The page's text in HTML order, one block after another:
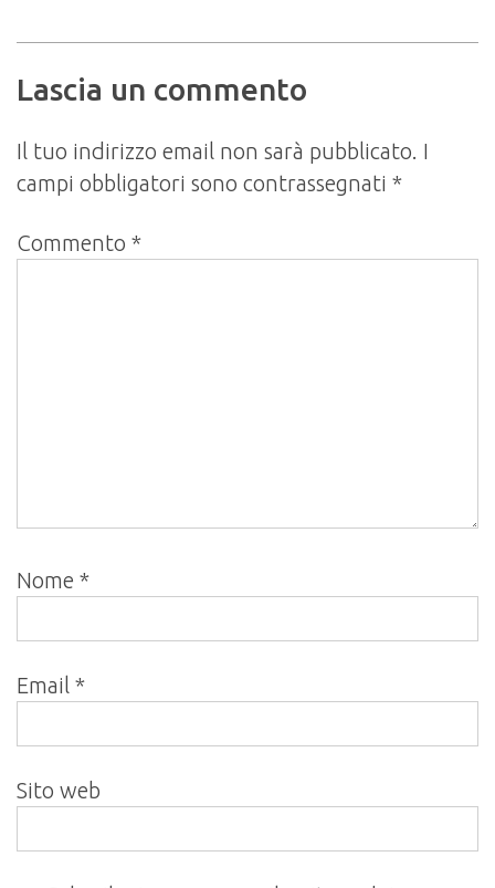
Lascia un commento
Il tuo indirizzo email non sarà pubblicato. I
campi obbligatori sono contrassegnati *
Commento *
Nome *
Email *
Sito web